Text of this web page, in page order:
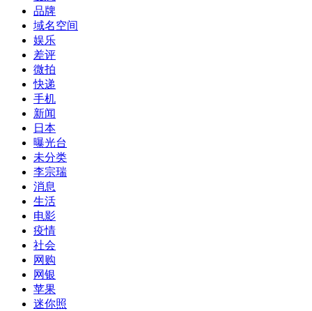
品牌
域名空间
娱乐
差评
微拍
快递
手机
新闻
日本
曝光台
未分类
李宗瑞
消息
生活
电影
疫情
社会
网购
网银
苹果
迷你照